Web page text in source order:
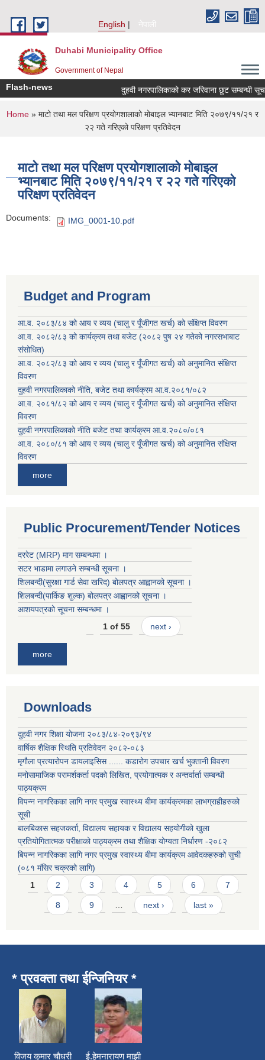
English
नेपाली
Duhabi Municipality Office
Government of Nepal
Flash-news दुहवी नगरपालिकाको कर जरिवाना छुट सम्बन्धी
You are here
Home » माटो तथा मल परिक्षण प्रयोगशालाको मोबाइल भ्यानबाट मिति २०७९/११/२१ र
२२ गते गरिएको परिक्षण प्रतिवेदन
माटो तथा मल परिक्षण प्रयोगशालाको मोबाइल
भ्यानबाट मिति २०७९/११/२१ र २२ गते गरिएको
परिक्षण प्रतिवेदन
Documents: IMG_0001-10.pdf
Budget and Program
आ.व. २०८३/८४ को आय र व्यय (चालु र पूँजीगत खर्च) को संक्षिप्त विवरण
आ.व. २०८२/८३ को कार्यक्रम तथा बजेट (२०८२ पुष २४ गतेको नगरसभाबाट
संसोधित)
आ.व. २०८२/८३ को आय र व्यय (चालु र पूँजीगत खर्च) को अनुमानित संक्षिप्त
विवरण
दुहवी नगरपालिकाको नीति, बजेट तथा कार्यक्रम आ.व.२०८१/०८२
आ.व. २०८१/८२ को आय र व्यय (चालु र पूँजीगत खर्च) को अनुमानित संक्षिप्त
विवरण
दुहवी नगरपालिकाको नीति बजेट तथा कार्यक्रम आ.व.२०८०/०८१
आ.व. २०८०/८१ को आय र व्यय (चालु र पूँजीगत खर्च) को अनुमानित संक्षिप्त
विवरण
more
Public Procurement/Tender Notices
दररेट (MRP) माग सम्बन्धमा ।
सटर भाडामा लगाउने सम्बन्धी सूचना ।
शिलबन्दी(सुरक्षा गार्ड सेवा खरिद) बोलपत्र आह्वानको सूचना ।
शिलबन्दी(पार्किङ शुल्क) बोलपत्र आह्वानको सूचना ।
आशयपत्रको सूचना सम्बन्धमा ।
1 of 55
next ›
more
Downloads
दुहवी नगर शिक्षा योजना २०८३/८४-२०९३/९४
वार्षिक शैक्षिक स्थिति प्रतिवेदन २०८२-०८३
मृगौला प्रत्यारोपन डायलाइसिस ...... कडारोग उपचार खर्च भुक्तानी विवरण
मनोसामाजिक परामर्शकर्ता पदको लिखित, प्रयोगात्मक र अन्तर्वार्ता सम्बन्धी
पाठ्यक्रम
विपन्न नागरिकका लागि नगर प्रमुख स्वास्थ्य बीमा कार्यक्रमका लाभग्राहीहरुको
सूची
बालबिकास सहजकर्ता, विद्यालय सहायक र विद्यालय सहयोगीको खुला
प्रतियोगितात्मक परीक्षाको पाठ्यक्रम तथा शैक्षिक योग्यता निर्धारण -२०८२
बिपन्न नागरिकका लागि नगर प्रमुख स्वास्थ्य बीमा कार्यक्रम आवेदकहरुको सुची
(०८१ मंसिर चक्रको लागि)
Pages
1 2 3 4 5 6 7
8 9 next › last »
* प्रवक्ता तथा ईन्जिनियर *
विजय कुमार चाैधरी ई.हेमनारायण माझी